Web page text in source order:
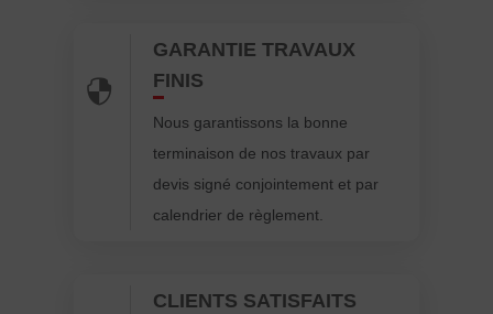

GARANTIE TRAVAUX
FINIS
Nous garantissons la bonne
terminaison de nos travaux par
devis signé conjointement et par
calendrier de règlement.
CLIENTS SATISFAITS